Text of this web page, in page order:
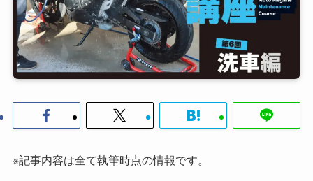
※記事内容は全て執筆時点の情報です。